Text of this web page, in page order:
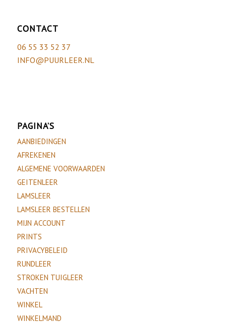
CONTACT
06 55 33 52 37
INFO@PUURLEER.NL
PAGINA’S
AANBIEDINGEN
AFREKENEN
ALGEMENE VOORWAARDEN
GEITENLEER
LAMSLEER
LAMSLEER BESTELLEN
MIJN ACCOUNT
PRINTS
PRIVACYBELEID
RUNDLEER
STROKEN TUIGLEER
VACHTEN
WINKEL
WINKELMAND